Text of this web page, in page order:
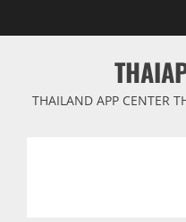
to
THAILAND APP CENTER